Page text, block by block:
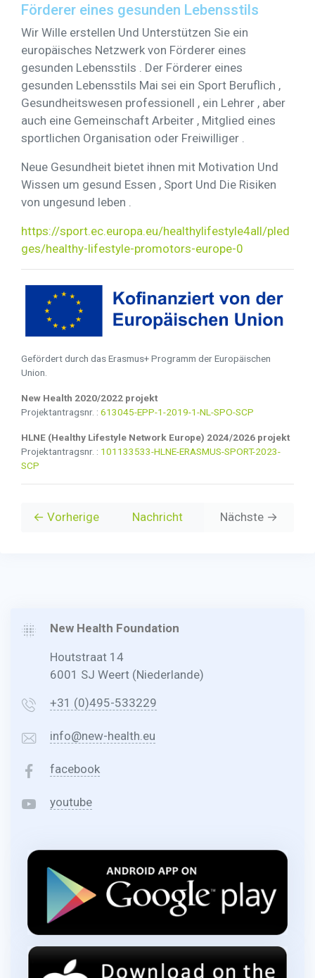
Förderer eines gesunden Lebensstils
Wir Wille erstellen Und Unterstützen Sie ein
europäisches Netzwerk von Förderer eines
gesunden Lebensstils . Der Förderer eines
gesunden Lebensstils Mai sei ein Sport Beruflich ,
Gesundheitswesen professionell , ein Lehrer , aber
auch eine Gemeinschaft Arbeiter , Mitglied eines
sportlichen​ Organisation oder Freiwilliger .
Neue Gesundheit bietet ihnen mit Motivation Und
Wissen um gesund Essen , Sport Und Die Risiken
von ungesund leben .
https://sport.ec.europa.eu/healthylifestyle4all/pled
ges/healthy-lifestyle-promotors-europe-0
Gefördert durch das Erasmus+ Programm der Europäischen
Union.
New Health 2020/2022 projekt
Projektantragsnr. : 613045-EPP-1-2019-1-NL-SPO-SCP
HLNE (Healthy Lifestyle Network Europe) 2024/2026 projekt
Projektantragsnr. : 101133533-HLNE-ERASMUS-SPORT-2023-
SCP
← Vorherige Nachricht Nächste →
New Health Foundation
Houtstraat 14
6001 SJ Weert (Niederlande)
+31 (0)495-533229
info@new-health.eu
facebook
youtube